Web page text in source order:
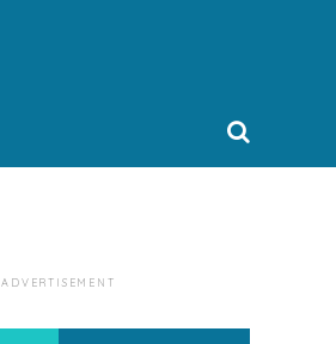
ADVERTISEMENT